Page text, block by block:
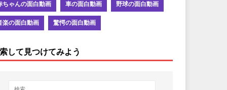
ちゃんの面白動画 車の面白動画 野球の面白動画
楽の面白動画 驚愕の面白動画
して見つけてみよう